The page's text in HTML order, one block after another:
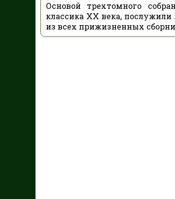
Основой трехтомного
классика ХХ века, послужили
из всех прижизненных